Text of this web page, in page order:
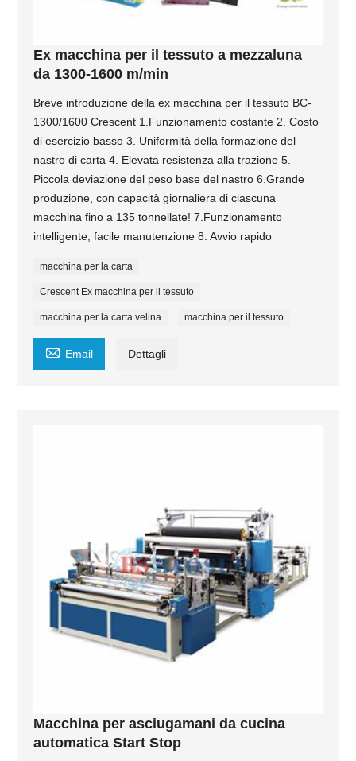
Ex macchina per il tessuto a mezzaluna
da 1300-1600 m/min
Breve introduzione della ex macchina per il tessuto BC-
1300/1600 Crescent 1.Funzionamento costante 2. Costo
di esercizio basso 3. Uniformità della formazione del
nastro di carta 4. Elevata resistenza alla trazione 5.
Piccola deviazione del peso base del nastro 6.Grande
produzione, con capacità giornaliera di ciascuna
macchina fino a 135 tonnellate! 7.Funzionamento
intelligente, facile manutenzione 8. Avvio rapido
macchina per la carta
Crescent Ex macchina per il tessuto
macchina per la carta velina macchina per il tessuto
 Email Dettagli
Macchina per asciugamani da cucina
automatica Start Stop